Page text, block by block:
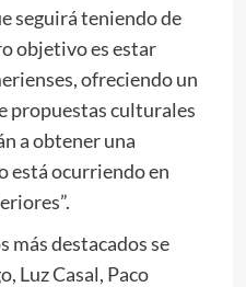
seguirá teniendo de
objetivo es estar
ofreciendo un
propuestas culturales
a obtener una
está ocurriendo en
más destacados se
Luz Casal, Paco